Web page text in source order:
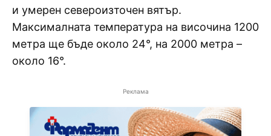
и умерен североизточен вятър.
Максималната температура на височина 1200
метра ще бъде около 24°, на 2000 метра –
около 16°.
Реклама